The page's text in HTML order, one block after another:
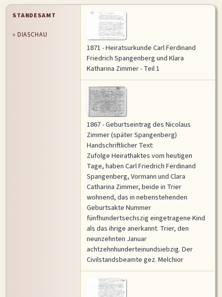
Vollansicht
STANDESAMT
» DIASCHAU
1871 - Heiratsurkunde Carl Ferdinand
Friedrich Spangenberg und Klara
Katharina Zimmer - Teil 1
1867 - Geburtseintrag des Nicolaus
Zimmer (später Spangenberg)
Handschriftlicher Text:
Zufolge Heirathaktes vom heutigen
Tage, haben Carl Friedrich Ferdinand
Spangenberg, Vormann und Clara
Catharina Zimmer, beide in Trier
wohnend, das in nebenstehenden
Geburtsakte Nummer
fünfhundertsechszig eingetragene Kind
als das ihrige anerkannt. Trier, den
neunzehnten Januar
achtzehnhunderteinundsiebzig. Der
Civilstandsbeamte gez. Melchior